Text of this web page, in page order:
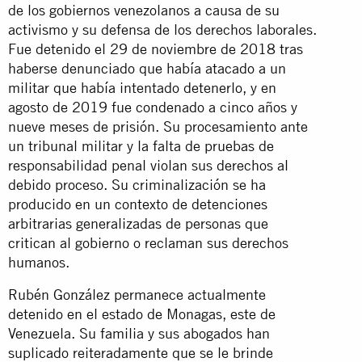
de los gobiernos venezolanos a causa de su
activismo y su defensa de los derechos laborales.
Fue detenido el 29 de noviembre de 2018 tras
haberse denunciado que había atacado a un
militar que había intentado detenerlo, y en
agosto de 2019 fue condenado a cinco años y
nueve meses de prisión. Su procesamiento ante
un tribunal militar y la falta de pruebas de
responsabilidad penal violan sus derechos al
debido proceso. Su criminalización se ha
producido en un contexto de detenciones
arbitrarias generalizadas de personas que
critican al gobierno o reclaman sus derechos
humanos.
Rubén González permanece actualmente
detenido en el estado de Monagas, este de
Venezuela. Su familia y sus abogados han
suplicado reiteradamente que se le brinde